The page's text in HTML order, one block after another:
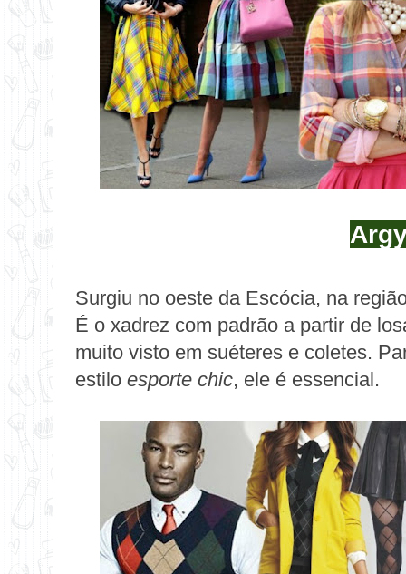
Surgiu no oeste da Escócia, na
É o xadrez com padrão a partir de
muito visto em suéteres e coletes.
estilo esporte chic, ele é essencial.